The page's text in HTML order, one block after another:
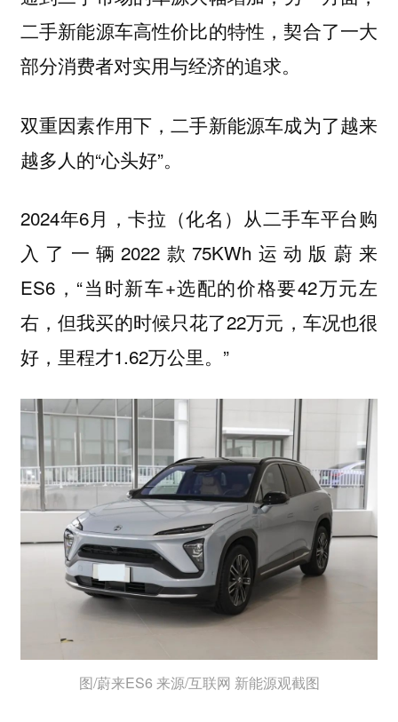
二手新能源车高性价比的特性，契合了一大
部分消费者对实用与经济的追求。
双重因素作用下，二手新能源车成为了越来
越多人的“心头好”。
2024年6月，卡拉（化名）从二手车平台购
入了一辆2022款75KWh运动版蔚来
ES6，“当时新车+选配的价格要42万元左
右，但我买的时候只花了22万元，车况也很
好，里程才1.62万公里。”
图/蔚来ES6 来源/互联网 新能源观截图